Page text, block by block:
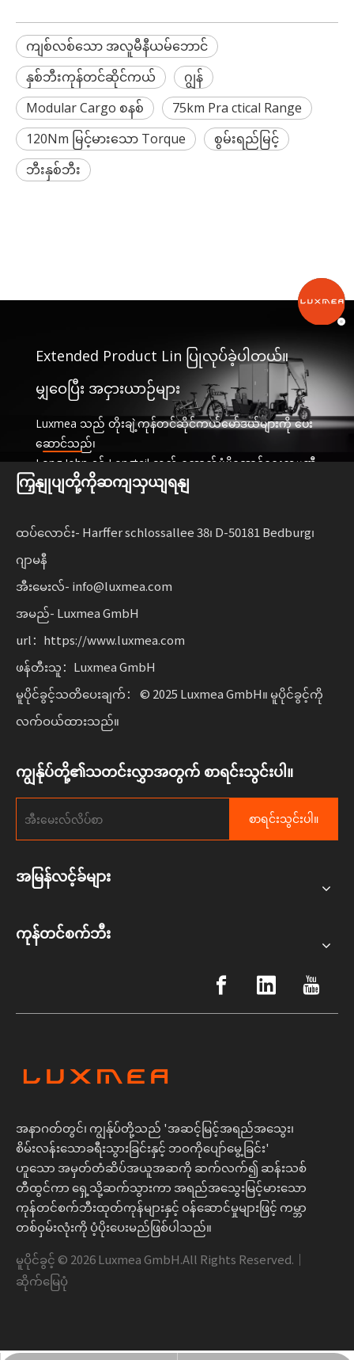
ကျစ်လစ်သော အလူမီနီယမ်ဘောင်
နှစ်ဘီးကုန်တင်ဆိုင်ကယ်
ဂျွန်
Modular Cargo စနစ်
75km Pra ctical Range
120Nm မြင့်မားသော Torque
စွမ်းရည်မြင့်
ဘီးနှစ်ဘီး
Extended Product Lin ပြုလုပ်ခဲ့ပါတယ်။
မျှဝေပြီး အငှားယာဉ်များ
Luxmea သည် တိုးချဲ့ကုန်တင်ဆိုင်ကယ်မော်ဒယ်များကို ပေး
ဆောင်သည်၊
Long John နှင့် Longtail သည် ထောက်ပံ့ပို့ဆောင်ရေးကုမ္ပဏီ
များအတွက် အံဝင်ခွင်ကျဖြစ်ပြီး၊
နည်းများသည် လုပ်ဆောင်နိုင်စွမ်းကို ပေါင်းစပ်ထားသည်။
စီးပွားရေးလုပ်ငန်းများအတွက် လိုက်လျောညီထွေရှိမှုနှင့်အတူ
စဉ်ဆက်မပြတ်ရွေ့လျားနိုင်မှုကို ချဲ့ထွင်ပါ။
ကြှနျုပျတို့ကိုဆကျသှယျရနျ
ထပ်လောင်း- Harffer schlossallee 38၊ D-50181 Bedburg၊
ဂျာမနီ
အီးမေးလ်- info@luxmea.com
အမည်- Luxmea GmbH
url：https://www.luxmea.com
ဖန်တီးသူ：Luxmea GmbH
မူပိုင်ခွင့်သတိပေးချက်： © 2025 Luxmea GmbH။ မူပိုင်ခွင့်ကို
လက်ဝယ်ထားသည်။
ကျွန်ုပ်တို့၏သတင်းလွှာအတွက် စာရင်းသွင်းပါ။
စာရင်းသွင်းပါ။
အမြန်လင့်ခ်များ
ကုန်တင်စက်ဘီး
အနာဂတ်တွင်၊ ကျွန်ုပ်တို့သည် 'အဆင့်မြင့်အရည်အသွေး၊
စိမ်းလန်းသောခရီးသွားခြင်းနှင့် ဘဝကိုပျော်မွေ့ခြင်း'
ဟူသော အမှတ်တံဆိပ်အယူအဆကို ဆက်လက်၍ ဆန်းသစ်
တီထွင်ကာ ရှေ့သို့ဆက်သွားကာ အရည်အသွေးမြင့်မားသော
ကုန်တင်စက်ဘီးထုတ်ကုန်များနှင့် ဝန်ဆောင်မှုများဖြင့် ကမ္ဘာ
တစ်ဝှမ်းလုံးကို ပံ့ပိုးပေးမည်ဖြစ်ပါသည်။
မူပိုင်ခွင့် © 2026Luxmea GmbH.All Rights Reserved.｜
ဆိုက်မြေပုံ